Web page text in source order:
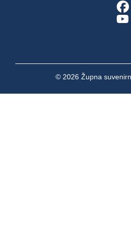
© 2026 Župna